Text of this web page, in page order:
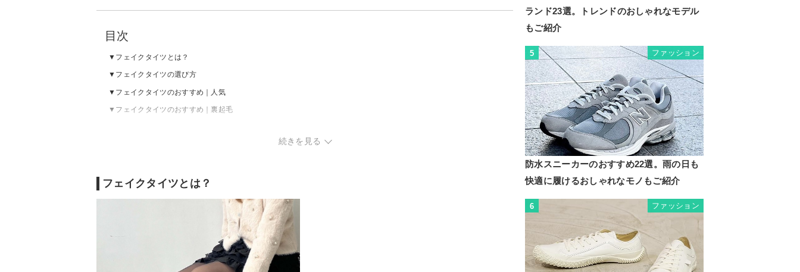
目次
フェイクタイツとは？
フェイクタイツの選び方
フェイクタイツのおすすめ｜人気
フェイクタイツのおすすめ｜裏起毛
続きを見る
フェイクタイツとは？
ランド23選。トレンドのおしゃれなモデル
もご紹介
5 ファッション
防水スニーカーのおすすめ22選。雨の日も
快適に履けるおしゃれなモノもご紹介
6 ファッション